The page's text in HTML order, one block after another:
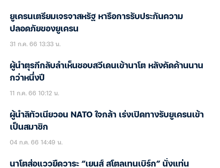
ยูเครนเตรียมเจรจาสหรัฐ หารือการรับประกันความ
ปลอดภัยของยูเครน
31 ก.ค. 66 13:33 น.
ผู้นำตุรกีกลับลำเห็นชอบสวีเดนเข้านาโต หลังคัดค้านนาน
กว่าหนึ่งปี
11 ก.ค. 66 10:12 น.
ผู้นำลิทัวเนียวอน NATO ใจกล้า เร่งเปิดทางรับยูเครนเข้า
เป็นสมาชิก
04 ก.ค. 66 14:49 น.
นาโตส่อแววยืดวาระ “เยนส์ สโตลเทนเบิร์ก” นั่งแท่น